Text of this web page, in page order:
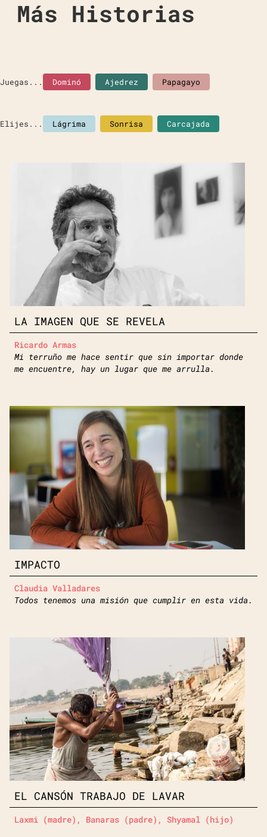
Más Historias
Juegas... Dominó Ajedrez Papagayo
Elijes... Lágrima Sonrisa Carcajada
LA IMAGEN QUE SE REVELA
Ricardo Armas
Mi terruño me hace sentir que sin importar donde
me encuentre, hay un lugar que me arrulla.
IMPACTO
Claudia Valladares
Todos tenemos una misión que cumplir en esta vida.
EL CANSÓN TRABAJO DE LAVAR
Laxmi (madre), Banaras (padre), Shyamal (hijo)